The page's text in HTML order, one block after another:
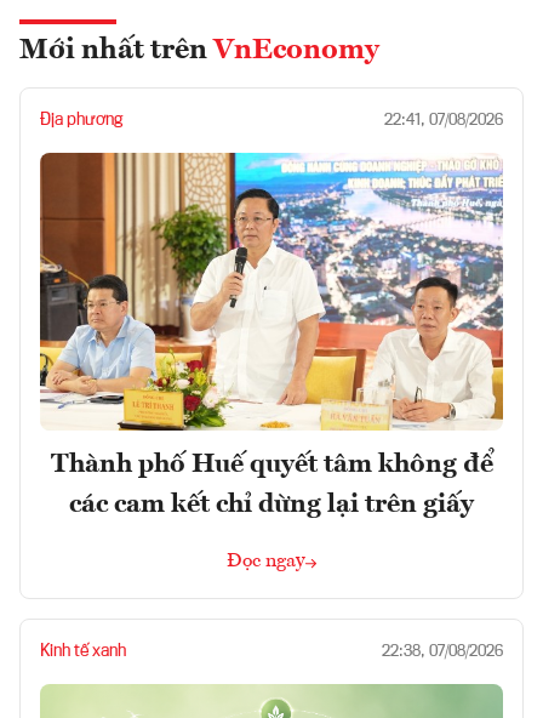
Mới nhất trên VnEconomy
Địa phương 22:41, 07/08/2026
Thành phố Huế quyết tâm không để
các cam kết chỉ dừng lại trên giấy
Đọc ngay
Kinh tế xanh 22:38, 07/08/2026